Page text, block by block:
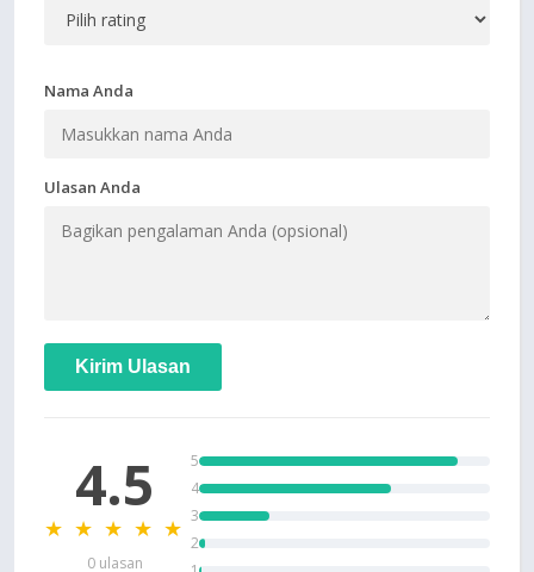
Nama Anda
Ulasan Anda
Kirim Ulasan
4.5
★ ★ ★ ★ ★
0 ulasan
5
4
3
2